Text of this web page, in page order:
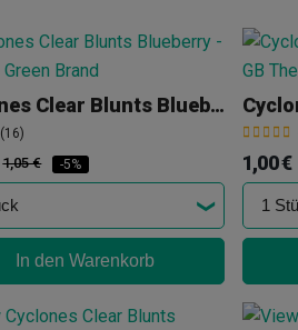
Cyclones Clear Blunts Blueberry
(16)
1,05 € -5%
In den Warenkorb
1,00 €